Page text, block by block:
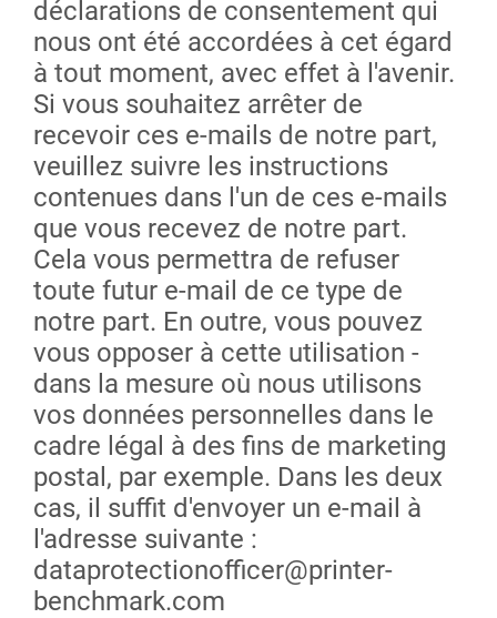
déclarations de consentement qui
nous ont été accordées à cet égard
à tout moment, avec effet à l'avenir.
Si vous souhaitez arrêter de
recevoir ces e-mails de notre part,
veuillez suivre les instructions
contenues dans l'un de ces e-mails
que vous recevez de notre part.
Cela vous permettra de refuser
toute futur e-mail de ce type de
notre part. En outre, vous pouvez
vous opposer à cette utilisation -
dans la mesure où nous utilisons
vos données personnelles dans le
cadre légal à des fins de marketing
postal, par exemple. Dans les deux
cas, il suffit d'envoyer un e-mail à
l'adresse suivante :
dataprotectionofficer@printer-
benchmark.com